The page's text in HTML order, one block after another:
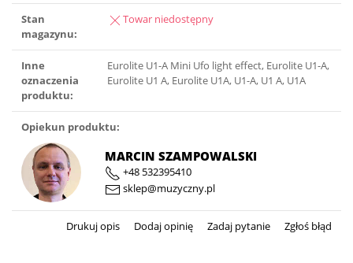
Stan
magazynu:
Towar niedostępny
Inne
oznaczenia
produktu:
Eurolite U1-A Mini Ufo light effect, Eurolite U1-A,
Eurolite U1 A, Eurolite U1A, U1-A, U1 A, U1A
Opiekun produktu:
MARCIN SZAMPOWALSKI
+48 532395410
sklep@muzyczny.pl
Drukuj opis Dodaj opinię Zadaj pytanie Zgłoś błąd